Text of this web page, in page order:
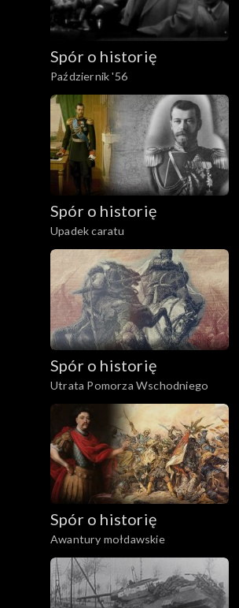
Spór o historię
Październik '56
Spór o historię
Upadek caratu
Spór o historię
Utrata Pomorza Wschodniego
Spór o historię
Awantury mołdawskie